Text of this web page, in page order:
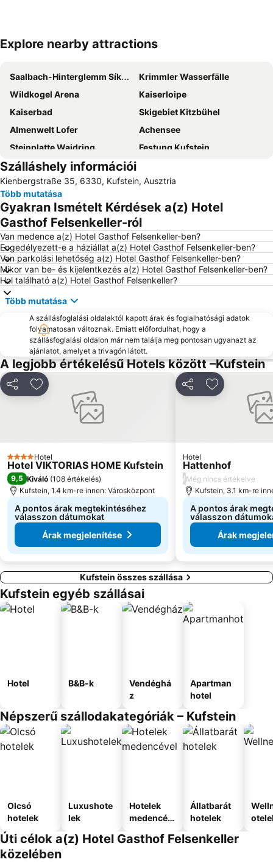
Nagy méretű térkép
Explore nearby attractions
Saalbach-Hinterglemm Síközpont
Krimmler Wasserfälle
Wildkogel Arena
Kaiserloipe
Kaiserbad
Skigebiet Kitzbühel
Almenwelt Lofer
Achensee
Steinplatte Waidring
Festung Kufstein
Rosenheimer Herbstfest
Bikepark
Erlebnisschwimmbad Schwaz
Szálláshely információi
Kienbergstraße 35, 6330, Kufstein, Ausztria
Több mutatása
Gyakran Ismételt Kérdések a(z) Hotel
Gasthof Felsenkeller-ról
Van medence a(z) Hotel Gasthof Felsenkeller-ben?
Engedélyezett-e a háziállat a(z) Hotel Gasthof Felsenkeller-ben?
Van parkolási lehetőség a(z) Hotel Gasthof Felsenkeller-ben?
Mikor van be- és kijelentkezés a(z) Hotel Gasthof Felsenkeller-ben?
Hol található a(z) Hotel Gasthof Felsenkeller?
Több mutatása
A szállásfoglalási oldalaktól kapott árak és foglalhatósági adatok
folyamatosan változnak. Emiatt előfordulhat, hogy a
szállásfoglalási oldalon már nem találja meg pontosan ugyanazt az
ajánlatot, amelyet a trivagón látott.
A legjobb értékelésű Hotels között –Kufstein
MegosztásHozzáadás a kedvencekhez
4 Kategória
Hotel
Hotel VIKTORIAS HOME Kufstein
9,5 Kiváló (108 értékelés)
Kufstein, 1.4 km-re innen: Városközpont
A pontos árak megtekintéséhez
válasszon dátumokat
Árak megjelenítése
MegosztásHozzáadás
Hotel
Hattenhof
/Még nincs értékelve
Kufstein, 3.1 km-re
A pontos árak
válasszon
Árak
Kufstein összes szállása
Kufstein egyéb szállásai
Hotel B&B-k
Vendéghá
z
Apartman
hotel
Népszerű szállodakategóriák – Kufstein
Olcsó
hotelek
Luxushote
lek
Hotelek
medencév
Állatbarát
hotelek
Úti célok a(z) Hotel Gasthof Felsenkeller
közelében